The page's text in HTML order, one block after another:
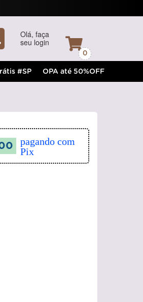
Olá, faça
seu login
0
#SP OPA até 50%OFF
pagando com
Pix